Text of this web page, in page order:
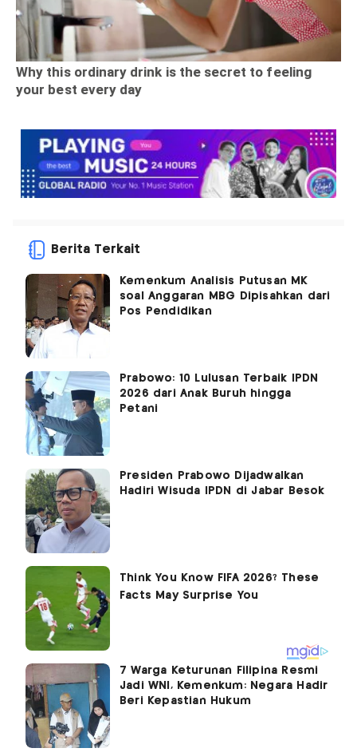
Berita Terkait
Kemenkum Analisis Putusan MK
soal Anggaran MBG Dipisahkan dari
Pos Pendidikan
Prabowo: 10 Lulusan Terbaik IPDN
2026 dari Anak Buruh hingga
Petani
Presiden Prabowo Dijadwalkan
Hadiri Wisuda IPDN di Jabar Besok
7 Warga Keturunan Filipina Resmi
Jadi WNI, Kemenkum: Negara Hadir
Beri Kepastian Hukum